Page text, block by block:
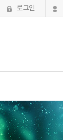
로그인